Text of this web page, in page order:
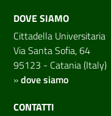
DOVE SIAMO
Cittadella Universitaria
Via Santa Sofia, 64
95123 - Catania (Italy)
»dove siamo
CONTATTI